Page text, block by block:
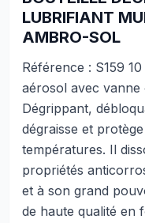
LUBRIFIANT
AMBRO-SOL
Référence : S159
aérosol avec vanne
Dégrippant,
dégraisse et
températures. Il
propriétés
et à son grand
de haute qualité en